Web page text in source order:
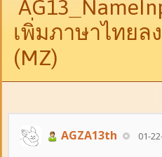
เพิ่มภาษาไทยล
(MZ)
AGZA13th 01-